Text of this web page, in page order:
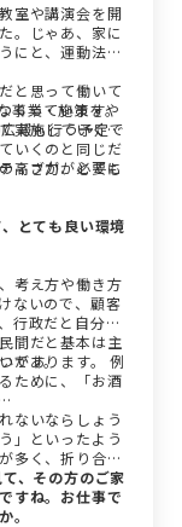
室や講演会を開
。じゃあ、家に
にと、運動法を
くっています。
報も行う予定で
だと思って働いて
事業・施策をや
実施していく、
いくのと同じだ
ィブ力が必要に
高さが、とても
とても良い環境
考え方や働き方
ないので、顧客
行政だと自分た
間だと基本は主
です。
があります。 例
ために、「お酒
ないならしょう
」といったよう
多く、折り合い
、その方のご家
すね。お仕事で
。